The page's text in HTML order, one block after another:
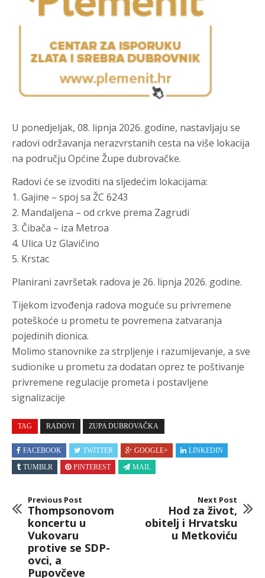
U ponedjeljak, 08. lipnja 2026. godine, nastavljaju se
radovi održavanja nerazvrstanih cesta na više lokacija
na području Općine Župe dubrovačke.
Radovi će se izvoditi na sljedećim lokacijama:
1. Gajine – spoj sa ŽC 6243
2. Mandaljena – od crkve prema Zagrudi
3. Čibača – iza Metroa
4. Ulica Uz Glavičino
5. Krstac
Planirani završetak radova je 26. lipnja 2026. godine.
Tijekom izvođenja radova moguće su privremene
poteškoće u prometu te povremena zatvaranja
pojedinih dionica.
Molimo stanovnike za strpljenje i razumijevanje, a sve
sudionike u prometu za dodatan oprez te poštivanje
privremene regulacije prometa i postavljene
signalizacije
TAG RADOVI ZUPA DUBROVAČKA
FACEBOOK TWITTER GOOGLE+
LINKEDIN
TUMBLR
PINTEREST MAIL
Previous Post
Thompsonovom
koncertu u
Vukovaru
protive se SDP-
ovci, a
Pupovčeve
Next Post
Hod za život,
obitelj i Hrvatsku
u Metkoviću